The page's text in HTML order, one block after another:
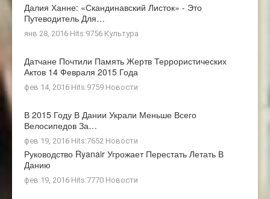
Далия Ханне: «Скандинавский Листок» - Это
Путеводитель Для…
янв 28, 2016 Hits:9756 Культура
Датчане Почтили Память Жертв Террористических
Актов 14 Февраля 2015 Года
фев 14, 2016 Hits:9759 Новости
В 2015 Году В Дании Украли Меньше Всего
Велосипедов За…
фев 19, 2016 Hits:7652 Новости
Руководство Ryanair Угрожает Перестать Летать В
Данию
фев 19, 2016 Hits:7770 Новости